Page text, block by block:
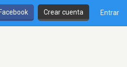
Crear cuenta Entrar